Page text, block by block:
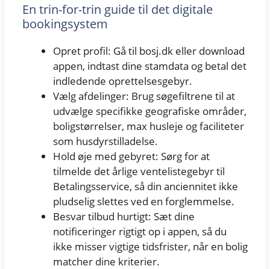
En trin-for-trin guide til det digitale
bookingsystem
Opret profil: Gå til bosj.dk eller download
appen, indtast dine stamdata og betal det
indledende oprettelsesgebyr.
Vælg afdelinger: Brug søgefiltrene til at
udvælge specifikke geografiske områder,
boligstørrelser, max husleje og faciliteter
som husdyrstilladelse.
Hold øje med gebyret: Sørg for at
tilmelde det årlige ventelistegebyr til
Betalingsservice, så din anciennitet ikke
pludselig slettes ved en forglemmelse.
Besvar tilbud hurtigt: Sæt dine
notificeringer rigtigt op i appen, så du
ikke misser vigtige tidsfrister, når en bolig
matcher dine kriterier.